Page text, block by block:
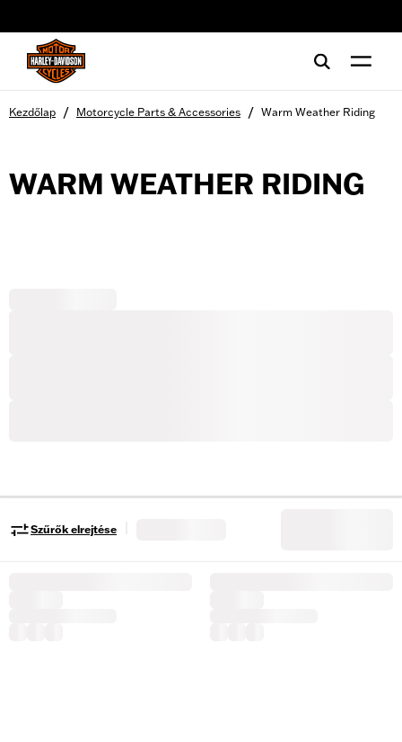
Kezdőlap / Motorcycle Parts & Accessories / Warm Weather Riding
WARM WEATHER RIDING
Szűrők elrejtése